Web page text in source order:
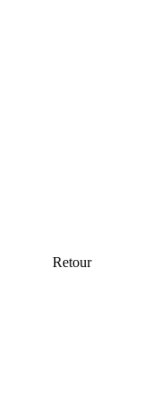
Retour